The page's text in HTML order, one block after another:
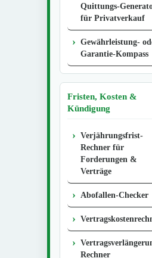
Quittungs-
für Privatverkauf
Gewährleistung-
Garantie-Kompass
Fristen, Kosten &
Kündigung
Verjährungsfrist-
Rechner für
Forderungen &
Verträge
Abofallen-Checker
Rechner